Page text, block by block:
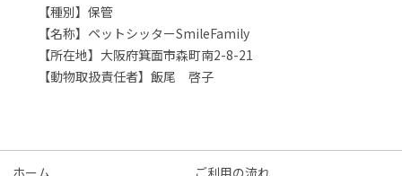
【種別】保管
【名称】ペットシッターSmileFamily
【所在地】大阪府箕面市森町南2-8-21
【動物取扱責任者】飯尾 啓子
ホーム
ご利用の流れ